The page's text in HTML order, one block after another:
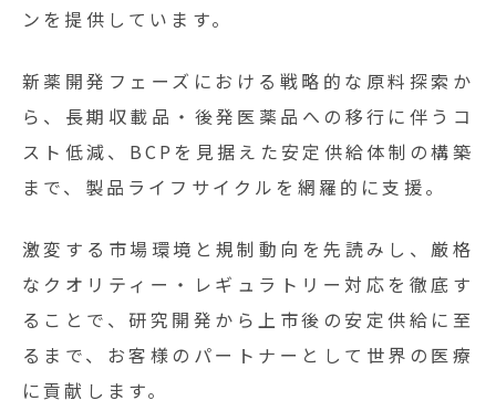
ンを提供しています。
新薬開発フェーズにおける戦略的な原料探索か
ら、長期収載品・後発医薬品への移行に伴うコ
スト低減、BCPを見据えた安定供給体制の構築
まで、製品ライフサイクルを網羅的に支援。
激変する市場環境と規制動向を先読みし、厳格
なクオリティー・レギュラトリー対応を徹底す
ることで、研究開発から上市後の安定供給に至
るまで、お客様のパートナーとして世界の医療
に貢献します。